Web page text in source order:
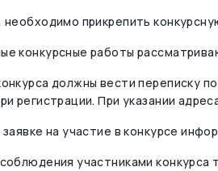
прикрепить
конкурсные работы
должны вести переписку
регистрации. При указании
заявке на участие в конкурсе
участниками